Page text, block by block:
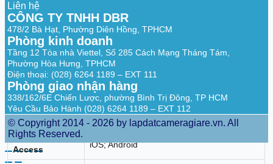
Video
Compression
H.264; MJPEG
Audio
Compression
G.711a; G.711u; PCM; G726;
Network
Network
Protocol
HTTP; HTTPS; TCP/IP; IPv4; IPv6; UDP;
NTP; DHCP; DNS; SMTP; IP Filter; DDNS;
IP Search (Supports IP camera, DVR, NVS,
etc.); P2P; Auto Registration
Mobile Phone
Access
iOS; Android
Liên hệ
CÔNG TY TNHH DBR
478/2 Bà Hạt, Phường Diên Hồng, TPHCM
Phòng kinh doanh
Tầng 12 Tòa nhà Viettel, Số 285 Cách Mạng Tháng Tám,
Phường Hòa Hưng, TPHCM
Điện thoại: (028) 6264 1189 – EXT 111
Phòng giao nhận hàng
338/162/6E Chiến Lược, phường Bình Trị Đông, TP HCM
Yêu Cầu Bảo Hành (028) 6264 1189 – EXT 112
© Copyright 2014 - 2026 by lapdatcameragiare.vn. All
Rights Reserved.